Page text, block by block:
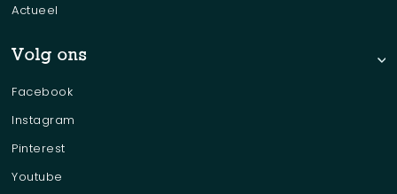
Actueel
Volg ons
Facebook
Instagram
Pinterest
Youtube